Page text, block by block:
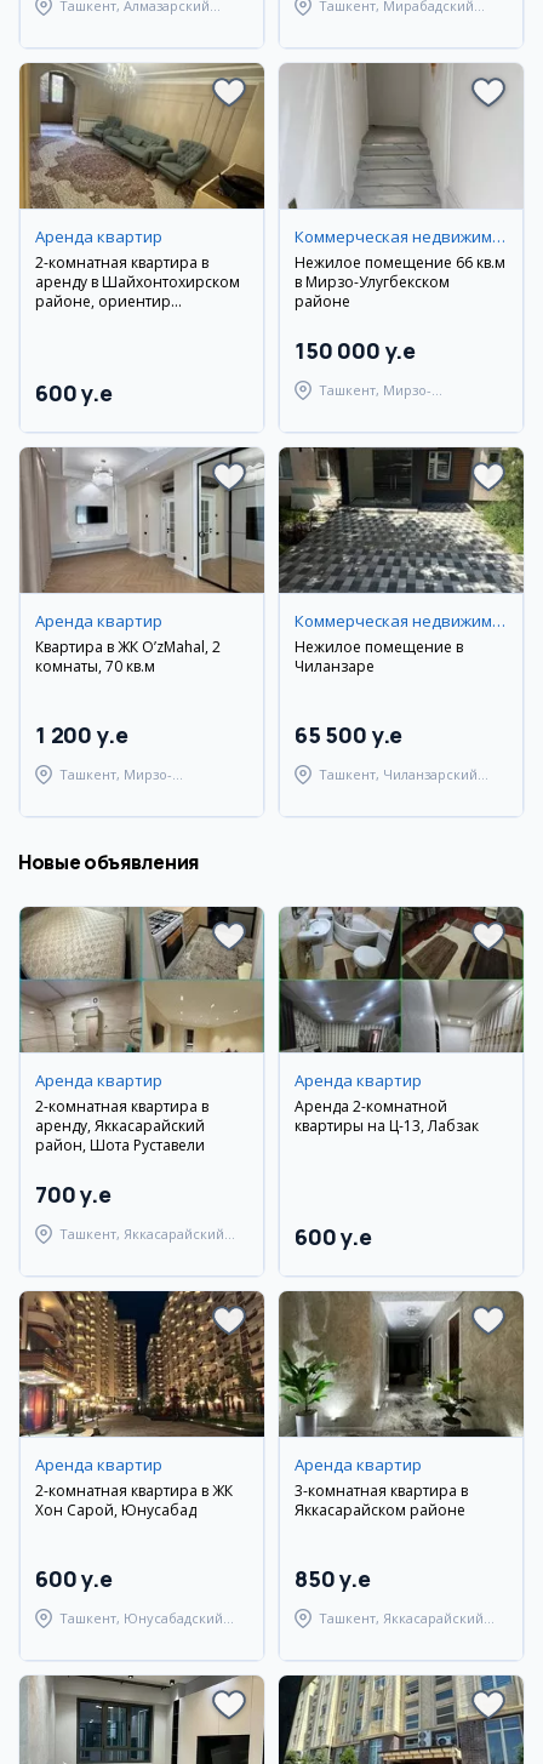
Ташкент, Алмазарский
Ташкент, Мирабадский
Аренда квартир
2-комнатная квартира в
аренду в Шайхонтохирском
районе, ориентир
600 y.e
Коммерческая недвижимость
Нежилое помещение 66 кв.м
в Мирзо-Улугбекском
районе
150 000 y.e
Ташкент, Мирзо-
Аренда квартир
Квартира в ЖК O’zMahal, 2
комнаты, 70 кв.м
1 200 y.e
Ташкент, Мирзо-
Коммерческая недвижимость
Нежилое помещение в
Чиланзаре
65 500 y.e
Ташкент, Чиланзарский
Новые объявления
Аренда квартир
2-комнатная квартира в
аренду, Яккасарайский
район, Шота Руставели
700 y.e
Ташкент, Яккасарайский
Аренда квартир
Аренда 2-комнатной
квартиры на Ц-13, Лабзак
600 y.e
Аренда квартир
2-комнатная квартира в ЖК
Хон Сарой, Юнусабад
600 y.e
Ташкент, Юнусабадский
Аренда квартир
3-комнатная квартира в
Яккасарайском районе
850 y.e
Ташкент, Яккасарайский